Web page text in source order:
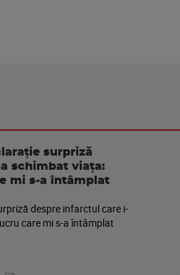
surpriză
schimbat viața:
mi s-a întâmplat
despre infarctul care i-
care mi s-a întâmplat